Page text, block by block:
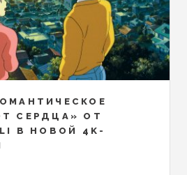
СЕРДЦА» ОТ
В НОВОЙ 4K-